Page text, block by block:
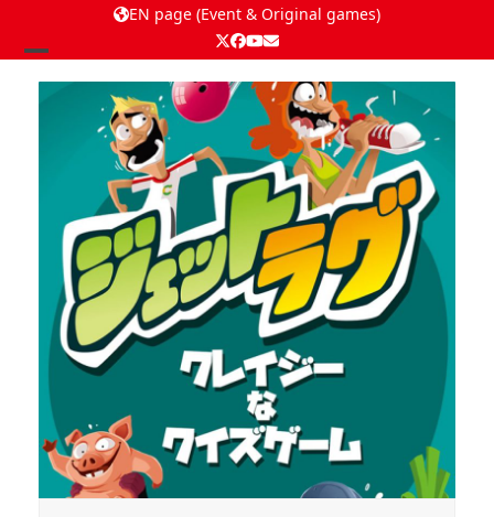
EN page (Event & Original games)
Twitter
Facebook
YouTube
Email
Open
mobile
Close
mobile